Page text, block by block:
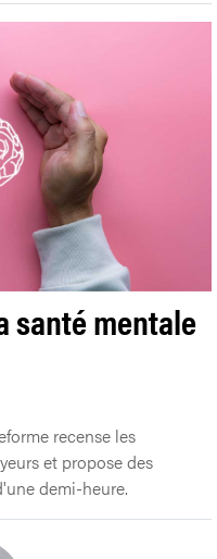
santé mentale
recense les
et propose des
demi-heure.